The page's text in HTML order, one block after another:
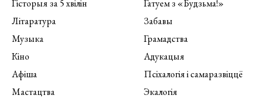
Гісторыя за 5 хвілін
Літаратура
Музыка
Кіно
Афіша
Мастацтва
Гатуем з «Будзьма!»
Забавы
Грамадства
Адукацыя
Псіхалогія і самаразвіццё
Экалогія